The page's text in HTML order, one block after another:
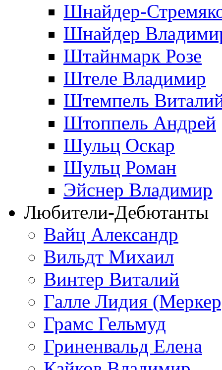
Шнайдер-
Шнайдер
Штайнмарк Розe
Штеле Владимир
Штемпель
Штоппель Андрей
Шульц Оскар
Шульц Роман
Эйснер Владимир
Любители-Дебютанты
Вайц Александр
Вильдт Михаил
Винтер Виталий
Галле Лидия
Грамс Гельмуд
Гриненвальд Елена